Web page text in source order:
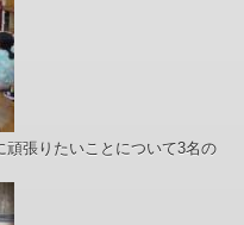
張りたいことについて3名の